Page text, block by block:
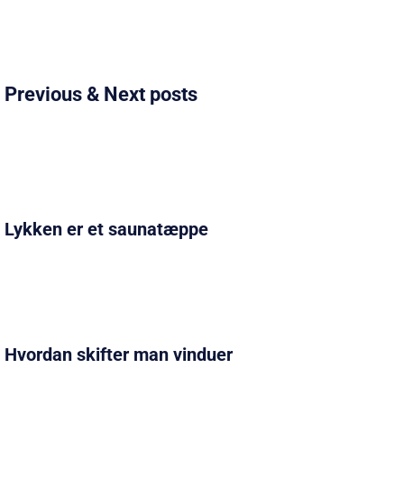
Previous & Next posts
Lykken er et saunatæppe
Hvordan skifter man vinduer